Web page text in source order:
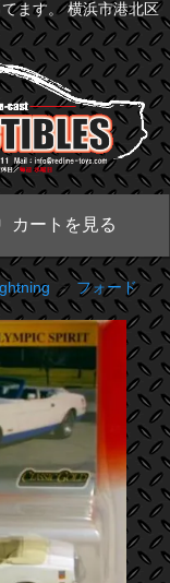
ます。 横浜市港北区
カートを見る
> フォード